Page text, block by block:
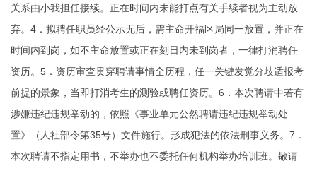
关系由小我担任接续。正在时间内未能打点有关手续者视为主动放
弃。4．拟聘任职员经公示无后，需主命开福区局同一放置，并正在
时间内到岗，如不主命放置或正在刻日内未到岗者，一律打消聘任
资历。5．资历审查贯穿聘请事情全历程，任一关键发觉分歧适报考
前提的景象，当即打消考生的测验或聘任资历。6．本次聘请中若有
涉嫌违纪违规举动的，依照《事业单元公然聘请违纪违规举动处
置》（人社部令第35号）文件施行。形成犯法的依法刑事义务。7．
本次聘请不指定用书，不举办也不委托任何机构举办培训班。敬请